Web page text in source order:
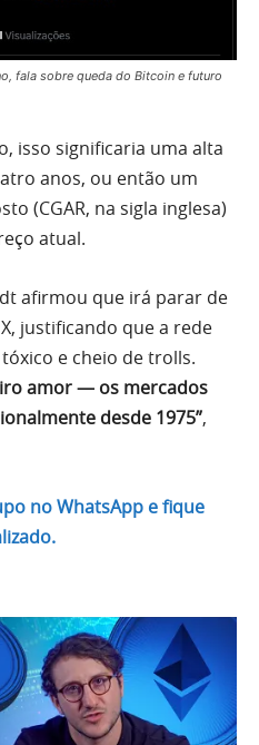
fala sobre queda do Bitcoin e futuro
isso significaria uma alta
anos, ou então um
(CGAR, na sigla inglesa)
atual.
afirmou que irá parar de
justificando que a rede
e cheio de trolls.
amor — os mercados
desde 1975”,
no WhatsApp e fique